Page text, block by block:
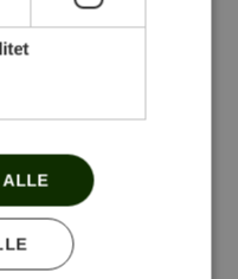
Golfklub
til
at se dette
samtykke
ALLE